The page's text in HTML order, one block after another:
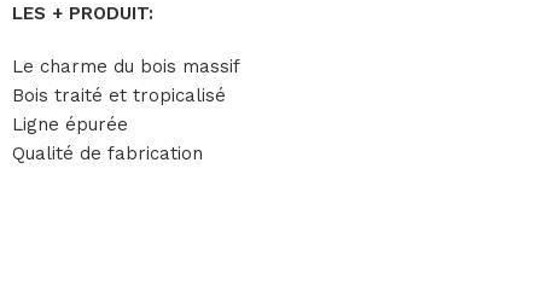
LES + PRODUIT:
Le charme du bois massif
Bois traité et tropicalisé
Ligne épurée
Qualité de fabrication